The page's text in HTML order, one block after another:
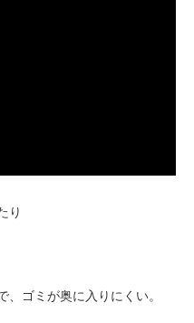
り
ゴミが奥に入りにくい。